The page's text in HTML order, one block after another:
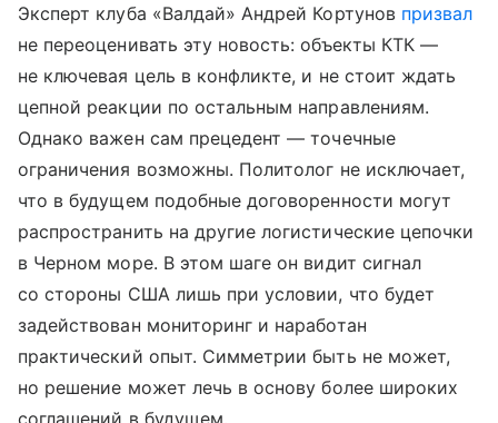
Эксперт клуба «Валдай» Андрей Кортунов призвал
не переоценивать эту новость: объекты КТК —
не ключевая цель в конфликте, и не стоит ждать
цепной реакции по остальным направлениям.
Однако важен сам прецедент — точечные
ограничения возможны. Политолог не исключает,
что в будущем подобные договоренности могут
распространить на другие логистические цепочки
в Черном море. В этом шаге он видит сигнал
со стороны США лишь при условии, что будет
задействован мониторинг и наработан
практический опыт. Симметрии быть не может,
но решение может лечь в основу более широких
соглашений в будущем.